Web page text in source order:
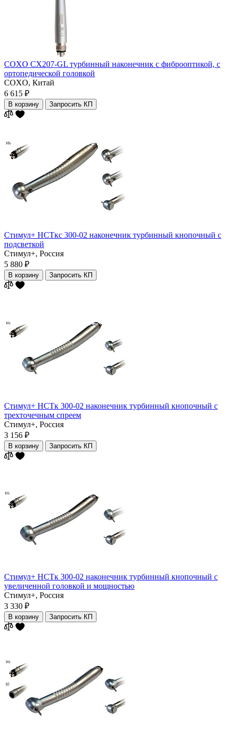
COXO CX207-GL турбинный наконечник с фиброоптикой, с
ортопедической головкой
COXO, Китай
6 615 ₽
В корзину Запросить КП
Стимул+ НСТкс 300-02 наконечник турбинный кнопочный с
подсветкой
Стимул+, Россия
5 880 ₽
В корзину Запросить КП
Стимул+ НСТк 300-02 наконечник турбинный кнопочный c
трехточечным спреем
Стимул+, Россия
3 156 ₽
В корзину Запросить КП
Стимул+ НСТк 300-02 наконечник турбинный кнопочный c
увеличенной головкой и мощностью
Стимул+, Россия
3 330 ₽
В корзину Запросить КП